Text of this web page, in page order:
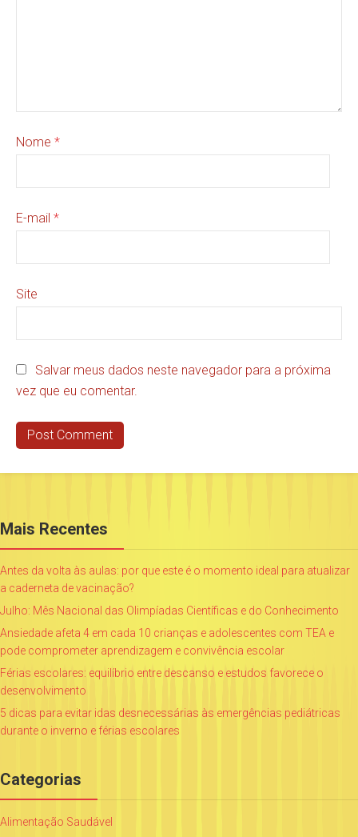
Nome *
E-mail *
Site
Salvar meus dados neste navegador para a próxima
vez que eu comentar.
Mais Recentes
Antes da volta às aulas: por que este é o momento ideal para atualizar
a caderneta de vacinação?
Julho: Mês Nacional das Olimpíadas Científicas e do Conhecimento
Ansiedade afeta 4 em cada 10 crianças e adolescentes com TEA e
pode comprometer aprendizagem e convivência escolar
Férias escolares: equilíbrio entre descanso e estudos favorece o
desenvolvimento
5 dicas para evitar idas desnecessárias às emergências pediátricas
durante o inverno e férias escolares
Categorias
Alimentação Saudável